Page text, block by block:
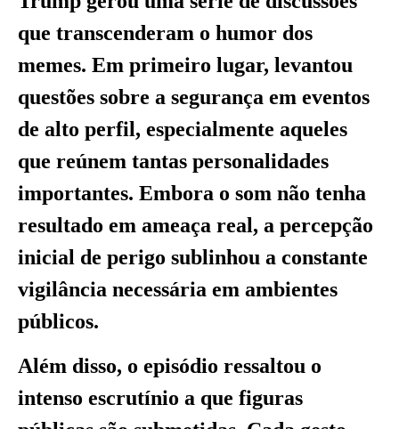
que transcenderam o humor dos
memes. Em primeiro lugar, levantou
questões sobre a segurança em eventos
de alto perfil, especialmente aqueles
que reúnem tantas personalidades
importantes. Embora o som não tenha
resultado em ameaça real, a percepção
inicial de perigo sublinhou a constante
vigilância necessária em ambientes
públicos.
Além disso, o episódio ressaltou o
intenso escrutínio a que figuras